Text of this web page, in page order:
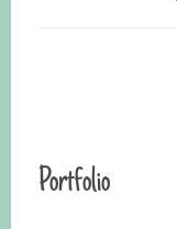
Portfolio